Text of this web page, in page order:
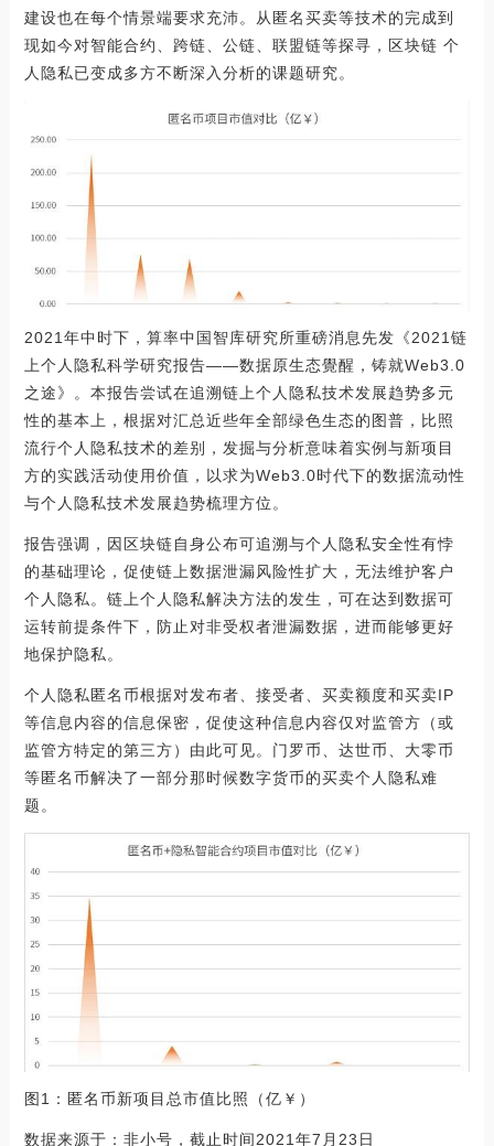
建设也在每个情景端要求充沛。从匿名买卖等技术的完成到
现如今对智能合约、跨链、公链、联盟链等探寻，区块链 个
人隐私已变成多方不断深入分析的课题研究。
2021年中时下，算率中国智库研究所重磅消息先发《2021链
上个人隐私科学研究报告——数据原生态覺醒，铸就Web3.0
之途》。本报告尝试在追溯链上个人隐私技术发展趋势多元
性的基本上，根据对汇总近些年全部绿色生态的图普，比照
流行个人隐私技术的差别，发掘与分析意味着实例与新项目
方的实践活动使用价值，以求为Web3.0时代下的数据流动性
与个人隐私技术发展趋势梳理方位。
报告强调，因区块链自身公布可追溯与个人隐私安全性有悖
的基础理论，促使链上数据泄漏风险性扩大，无法维护客户
个人隐私。链上个人隐私解决方法的发生，可在达到数据可
运转前提条件下，防止对非受权者泄漏数据，进而能够更好
地保护隐私。
个人隐私匿名币根据对发布者、接受者、买卖额度和买卖IP
等信息内容的信息保密，促使这种信息内容仅对监管方（或
监管方特定的第三方）由此可见。门罗币、达世币、大零币
等匿名币解决了一部分那时候数字货币的买卖个人隐私难
题。
图1：匿名币新项目总市值比照（亿￥）
数据来源于：非小号，截止时间2021年7月23日